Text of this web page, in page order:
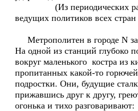
(Из периодических
ведущих политиков всех
Метрополитен в городе N
На одной из станций глубоко
вокруг маленького костра из
пропитанных какой-то
подростки. Они, будущие
прижавшись друг к другу,
огонька и тихо разговаривают: